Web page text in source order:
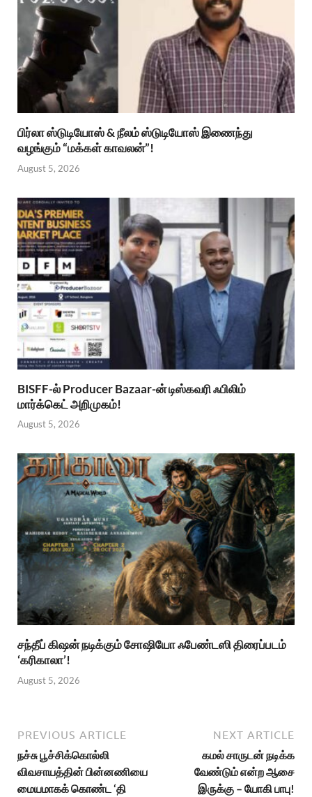
பிர்லா ஸ்டுடியோஸ் & நீலம் ஸ்டுடியோஸ் இணைந்து
வழங்கும் “மக்கள் காவலன்”!
August 5, 2026
BISFF-ல் Producer Bazaar-ன் டிஸ்கவரி ஃபிலிம்
மார்க்கெட் அறிமுகம்!
August 5, 2026
சந்தீப் கிஷன் நடிக்கும் சோஷியோ ஃபேண்டஸி திரைப்படம்
‘கரிகாலா’!
August 5, 2026
PREVIOUS ARTICLE
நச்சு பூச்சிக்கொல்லி
விவசாயத்தின் பின்னணியை
மையமாகக் கொண்ட ‘தி
NEXT ARTICLE
கமல் சாருடன் நடிக்க
வேண்டும் என்ற ஆசை
இருக்கு – யோகி பாபு!